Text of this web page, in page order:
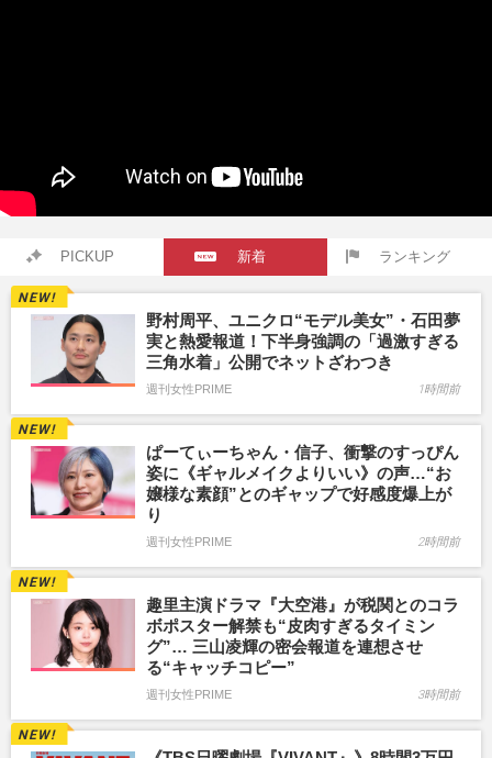
PICKUP 新着 ランキング
野村周平、ユニクロ“モデル美女”・石田夢
実と熱愛報道！下半身強調の「過激すぎる
三角水着」公開でネットざわつき
週刊女性PRIME 1時間前
ぱーてぃーちゃん・信子、衝撃のすっぴん
姿に《ギャルメイクよりいい》の声…“お
嬢様な素顔”とのギャップで好感度爆上が
り
週刊女性PRIME 2時間前
趣里主演ドラマ『大空港』が税関とのコラ
ボポスター解禁も“皮肉すぎるタイミン
グ”… 三山凌輝の密会報道を連想させ
る“キャッチコピー”
週刊女性PRIME 3時間前